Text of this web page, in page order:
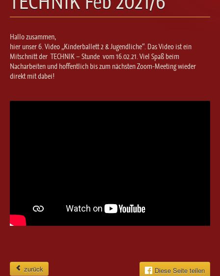
Ballett für Erwachsene / Jugendliche
Kreative Früherziehung / Kinderballett
Steptanz
Urban Dance
Hallo zusammen,
hier unser 6. Video „Kinderballett 2 & Jugendliche“. Das Video ist ein
Mitschnitt der TECHNIK – Stunde vom 16.02.21. Viel Spaß beim
Nacharbeiten und hoffentlich bis zum nächsten Zoom-Meeting wieder
direkt mit dabei!
zurück Diese Seite teilen